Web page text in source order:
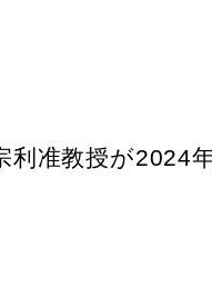
利准教授が2024